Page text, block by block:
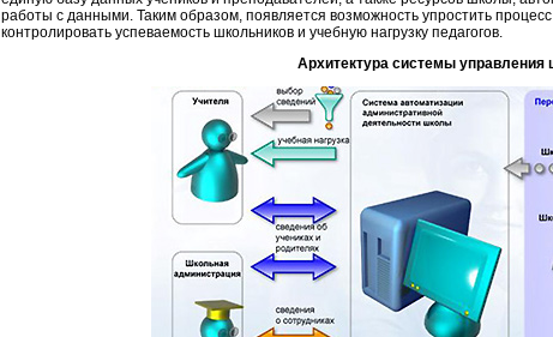
работы с данными. Таким образом, появляется возможность упростить
контролировать успеваемость школьников и учебную нагрузку педагогов.
Архитектура системы управления